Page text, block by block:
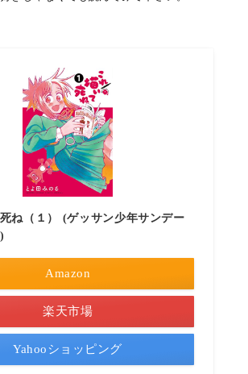
ね（１） (ゲッサン少年サンデー
Amazon
楽天市場
Yahooショッピング